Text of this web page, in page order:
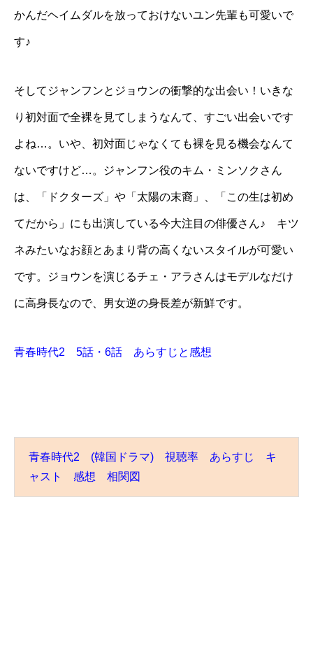
かんだヘイムダルを放っておけないユン先輩も可愛いで
す♪
そしてジャンフンとジョウンの衝撃的な出会い！いきな
り初対面で全裸を見てしまうなんて、すごい出会いです
よね…。いや、初対面じゃなくても裸を見る機会なんて
ないですけど…。ジャンフン役のキム・ミンソクさん
は、「ドクターズ」や「太陽の末裔」、「この生は初め
てだから」にも出演している今大注目の俳優さん♪ キツ
ネみたいなお顔とあまり背の高くないスタイルが可愛い
です。ジョウンを演じるチェ・アラさんはモデルなだけ
に高身長なので、男女逆の身長差が新鮮です。
青春時代2 5話・6話 あらすじと感想
青春時代2 (韓国ドラマ) 視聴率 あらすじ キ
ャスト 感想 相関図